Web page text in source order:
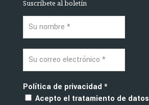
Suscríbete al boletín
Política de privacidad *
Acepto el tratamiento de datos